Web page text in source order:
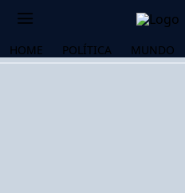
HOME POLÍTICA MUNDO